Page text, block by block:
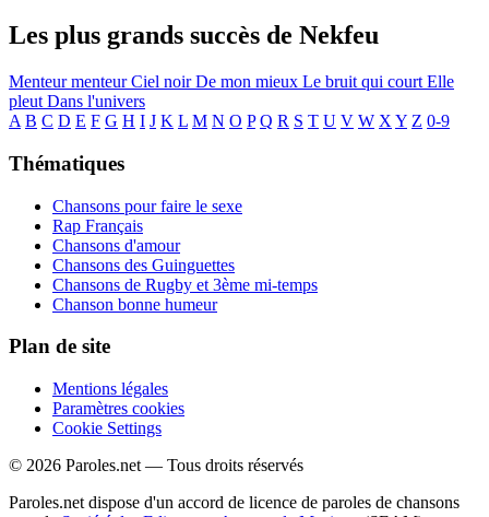
Les plus grands succès de Nekfeu
Menteur menteurCiel noirDe mon mieux Le bruit qui court Elle
pleut Dans l'univers
A B C D E F G H I J K L M N O P Q R S T U V W X Y Z 0-9
Thématiques
Chansons pour faire le sexe
Rap Français
Chansons d'amour
Chansons des Guinguettes
Chansons de Rugby et 3ème mi-temps
Chanson bonne humeur
Plan de site
Mentions légales
Paramètres cookies
Cookie Settings
© 2026 Paroles.net — Tous droits réservés
Paroles.net dispose d'un accord de licence de paroles de chansons